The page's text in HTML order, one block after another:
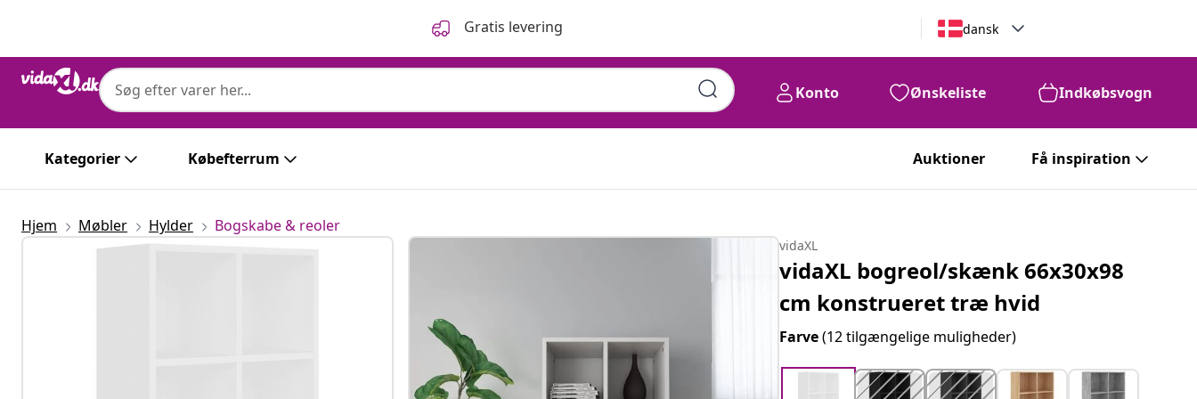
Gratis levering dansk
Konto Ønskeliste Indkøbsvogn
Kategorier Købefterrum Auktioner Få inspiration
Hjem Møbler Hylder Bogskabe & reoler
vidaXL
vidaXL bogreol/skænk 66x30x98
cm konstrueret træ hvid
Farve(12 tilgængelige muligheder)